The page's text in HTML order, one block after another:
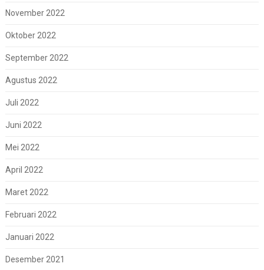
November 2022
Oktober 2022
September 2022
Agustus 2022
Juli 2022
Juni 2022
Mei 2022
April 2022
Maret 2022
Februari 2022
Januari 2022
Desember 2021